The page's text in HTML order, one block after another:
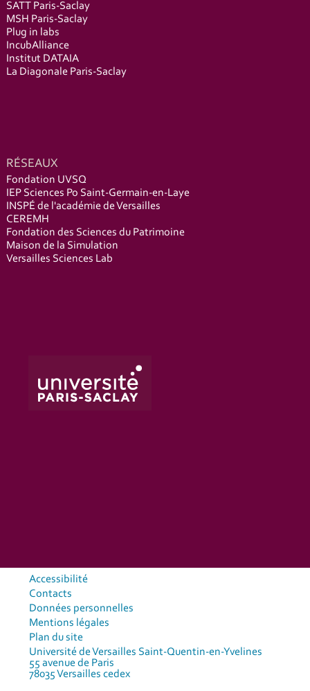
SATT Paris-Saclay
MSH Paris-Saclay
Plug in labs
IncubAlliance
Institut DATAIA
La Diagonale Paris-Saclay
RÉSEAUX
Fondation UVSQ
IEP Sciences Po Saint-Germain-en-Laye
INSPÉ de l'académie de Versailles
CEREMH
Fondation des Sciences du Patrimoine
Maison de la Simulation
Versailles Sciences Lab
Accessibilité
Contacts
Données personnelles
Mentions légales
Plan du site
Université de Versailles Saint-Quentin-en-Yvelines
55 avenue de Paris
78035 Versailles cedex